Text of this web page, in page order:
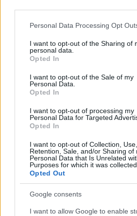
Please note that this website/app uses
not limited to your visit or usage
grant or deny consent to Google and
use your data for below specified
consent section.
Personal Data Processing Opt
I want to opt-out of the Sharing of
personal data.
Opted In
I want to opt-out of the Sale of my
Personal Data.
Opted In
I want to opt-out of processing my
Personal Data for Targeted
Opted In
I want to opt-out of Collection, Use,
Retention, Sale, and/or Sharing of
Personal Data that Is Unrelated
Purposes for which it was collected.
Opted Out
Google consents
I want to allow Google to enable
hasonlóan Striker Éva sem
beszűkülésbe.
több gyárban is tervezett, majd
pezsgő Berlinjében talált
nagybátyjához, Polányi Mihály
Moholy-Nagy Lászlóhoz
környezete változott, úgy
az egykori fészerben kiégetett,
darabokat felváltotta a
funkcionális egyszerűség. A
irányzatai hatottak rá, mégis
fiatalon a saját útját kereste.